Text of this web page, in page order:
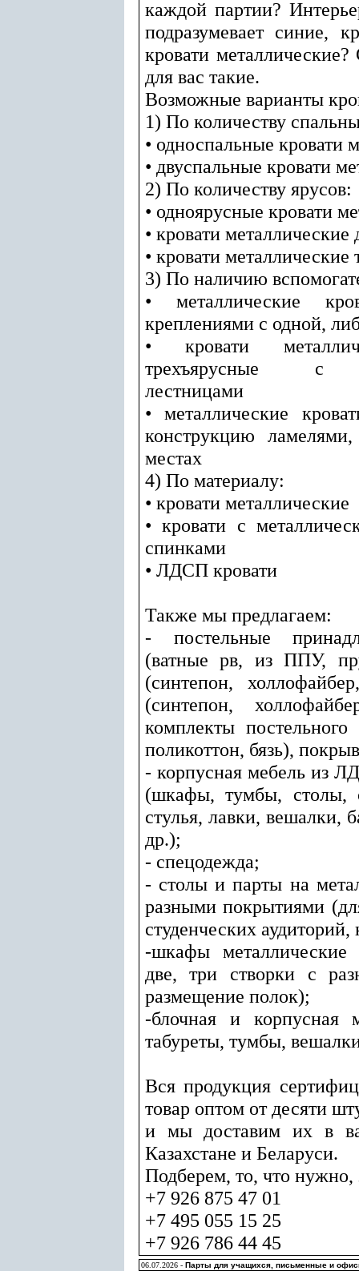
каждой партии?
подразумевает синие,
кровати
для вас такие.
Возможные варианты
1) По количеству
• односпальные кровати
• двуспальные кровати
2) По количеству ярусов:
• одноярусные кровати
• кровати металлические
• кровати металлические
3) По наличию
• металлические
креплениями с одной,
• кровати
трехъярусные с
лестницами
• металлические
конструкцию
местах
4) По материалу:
• кровати металлические
• кровати с
спинками
• ЛДСП кровати
Также мы предлагаем:
- постельные
(ватные рв, из ППУ,
(синтепон,
(синтепон,
комплекты
поликоттон, бязь),
- корпусная мебель из
(шкафы, тумбы, столы,
стулья, лавки, вешалки,
др.);
- спецодежда;
- столы и парты на
разными покрытиями
студенческих аудиторий,
-шкафы металлические
две, три створки с
размещение полок);
-блочная и корпусная
табуреты, тумбы,
Вся продукция
товар оптом от десяти
и мы доставим их в
Казахстане и Беларуси.
Подберем, то, что нужно,
+7 926 875 47 01
+7 495 055 15 25
+7 926 786 44 45
06.07.2026 - Парты для учащихся, письменные и